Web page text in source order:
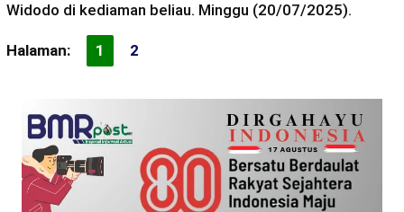
Widodo di kediaman beliau. Minggu (20/07/2025).
Halaman: 1 2